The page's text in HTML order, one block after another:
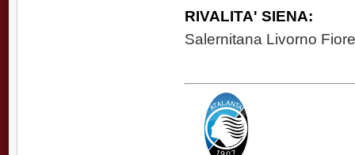
RIVALITA' SIENA:
Salernitana Livorno